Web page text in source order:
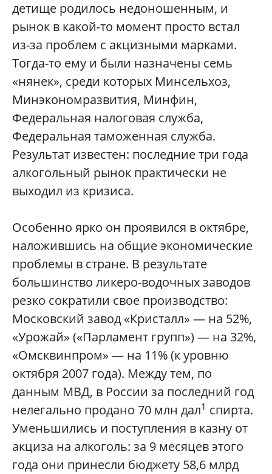
детище родилось недоношенным, и
рынок в какой-то момент просто встал
из-за проблем с акцизными марками.
Тогда-то ему и были назначены семь
«нянек», среди которых Минсельхоз,
Минэкономразвития, Минфин,
Федеральная налоговая служба,
Федеральная таможенная служба.
Результат известен: последние три года
алкогольный рынок практически не
выходил из кризиса.
Особенно ярко он проявился в октябре,
наложившись на общие экономические
проблемы в стране. В результате
большинство ликеро-водочных заводов
резко сократили свое производство:
Московский завод «Кристалл» — на 52%,
«Урожай» («Парламент групп») — на 32%,
«Омсквинпром» — на 11% (к уровню
октября 2007 года). Между тем, по
данным МВД, в России за последний год
нелегально продано 70 млн дал1 спирта.
Уменьшились и поступления в казну от
акциза на алкоголь: за 9 месяцев этого
года они принесли бюджету 58,6 млрд